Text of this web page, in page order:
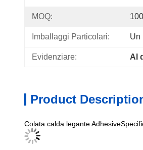
MOQ: 100
Imballaggi Particolari: Un
Evidenziare: Al
Product
Colata calda legante